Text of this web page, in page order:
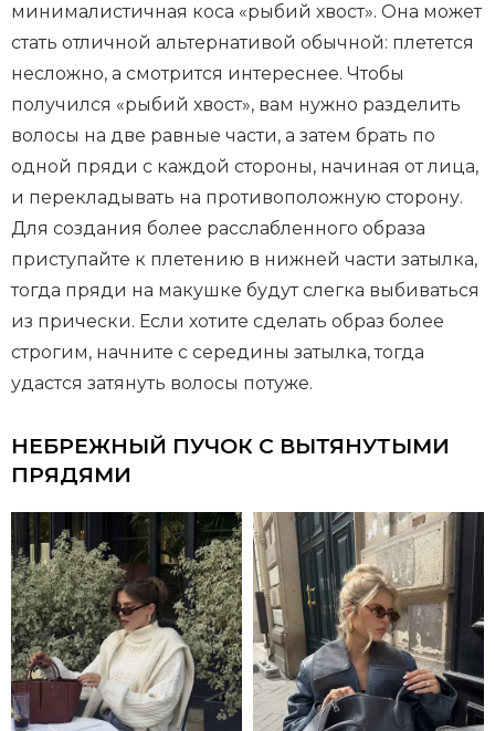
минималистичная коса «рыбий хвост». Она может
стать отличной альтернативой обычной: плетется
несложно, а смотрится интереснее. Чтобы
получился «рыбий хвост», вам нужно разделить
волосы на две равные части, а затем брать по
одной пряди с каждой стороны, начиная от лица,
и перекладывать на противоположную сторону.
Для создания более расслабленного образа
приступайте к плетению в нижней части затылка,
тогда пряди на макушке будут слегка выбиваться
из прически. Если хотите сделать образ более
строгим, начните с середины затылка, тогда
удастся затянуть волосы потуже.
НЕБРЕЖНЫЙ ПУЧОК С ВЫТЯНУТЫМИ
ПРЯДЯМИ